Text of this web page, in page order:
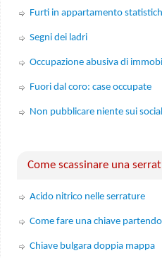
Furti in appartamento
Segni dei ladri
Occupazione abusiva di
Fuori dal coro: case occupate
Non pubblicare niente sui social
Come scassinare una
Acido nitrico nelle serrature
Come fare una chiave
Chiave bulgara doppia mappa